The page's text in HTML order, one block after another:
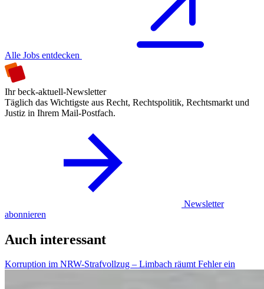
Alle Jobs entdecken
Ihr beck-aktuell-Newsletter
Täglich das Wichtigste aus Recht, Rechtspolitik, Rechtsmarkt und
Justiz in Ihrem Mail-Postfach.
Newsletter
abonnieren
Auch interessant
Korruption im NRW-Strafvollzug – Limbach räumt Fehler ein